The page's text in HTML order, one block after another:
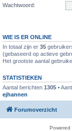
Wachtwoord:
WIE IS ER ONLINE
In totaal zijn er 35
(gebaseerd op actieve
Het grootste aantal
STATISTIEKEN
Aantal berichten 1305 •
ejhannen
Forumoverzicht
Powered